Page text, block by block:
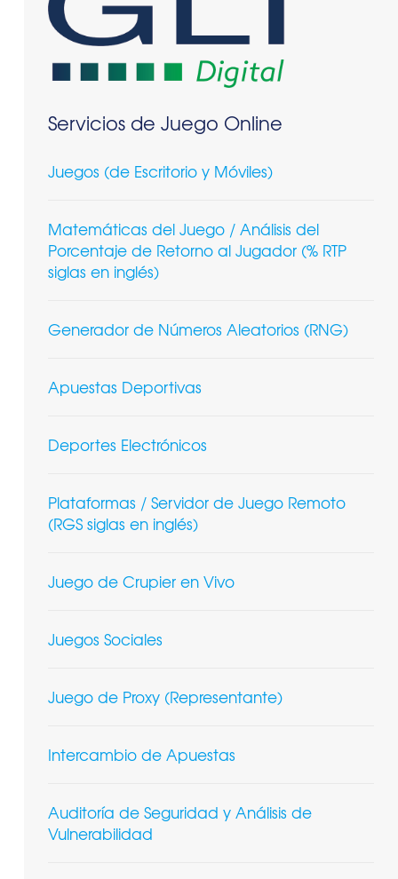
Servicios de Juego Online
Juegos (de Escritorio y Móviles)
Matemáticas del Juego / Análisis del
Porcentaje de Retorno al Jugador (% RTP
siglas en inglés)
Generador de Números Aleatorios (RNG)
Apuestas Deportivas
Deportes Electrónicos
Plataformas / Servidor de Juego Remoto
(RGS siglas en inglés)
Juego de Crupier en Vivo
Juegos Sociales
Juego de Proxy (Representante)
Intercambio de Apuestas
Auditoría de Seguridad y Análisis de
Vulnerabilidad